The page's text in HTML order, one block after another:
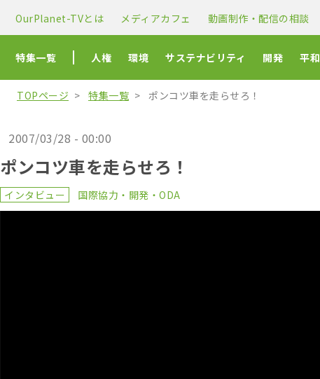
OurPlanet-TVとは メディアカフェ 動画制作・配信の相談
特集一覧 人権 環境 サステナビリティ 開発 平和
TOPページ 特集一覧 ポンコツ車を走らせろ！
2007/03/28 - 00:00
ポンコツ車を走らせろ！
インタビュー 国際協力・開発・ODA